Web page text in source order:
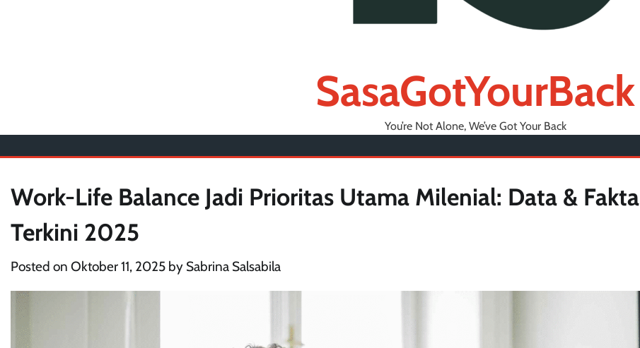
SasaGotYourBack
You’re Not Alone, We’ve Got Your Back
Work-Life Balance Jadi Prioritas Utama Milenial: Data & Fakta
Terkini 2025
Posted on Oktober 11, 2025 by Sabrina Salsabila